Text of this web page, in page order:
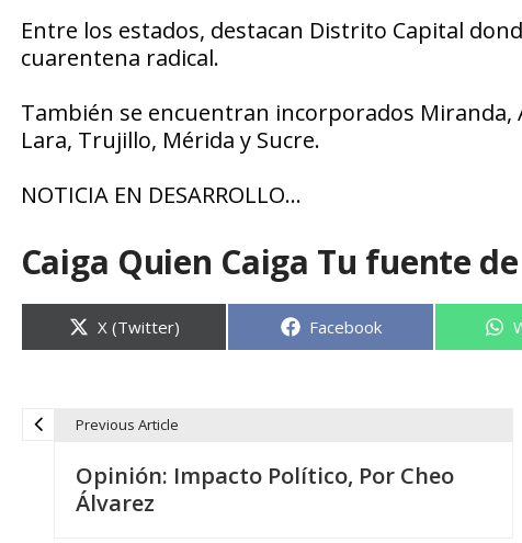
Entre los estados, destacan Distrito Capital
cuarentena radical.
También se encuentran incorporados Miranda,
Lara, Trujillo, Mérida y Sucre.
NOTICIA EN DESARROLLO…
Caiga Quien Caiga Tu fuente
Compartir
en
X (Twitter) Compartir
Facebook
Previous Article
Opinión: Impacto Político, Por Cheo
Álvarez